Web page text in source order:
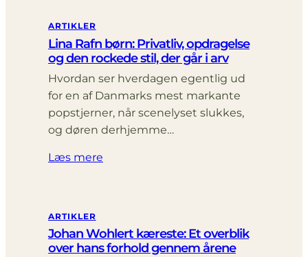
ARTIKLER
Lina Rafn børn: Privatliv, opdragelse
og den rockede stil, der går i arv
Hvordan ser hverdagen egentlig ud
for en af Danmarks mest markante
popstjerner, når scenelyset slukkes,
og døren derhjemme…
Læs mere
ARTIKLER
Johan Wohlert kæreste: Et overblik
over hans forhold gennem årene